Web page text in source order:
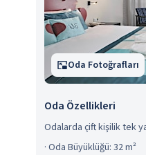
Oda Fotoğrafları
Oda Özellikleri
Odalarda çift kişilik tek
· Oda Büyüklüğü: 32 m²